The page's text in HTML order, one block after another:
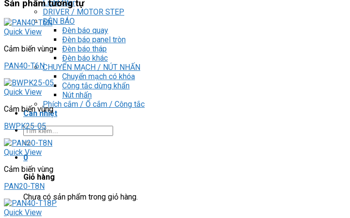
Light Star
DRIVER / MOTOR STEP
ĐÈN BÁO
Đèn báo quay
Đèn báo panel tròn
Đèn báo tháp
Đèn báo khác
CHUYỂN MẠCH / NÚT NHẤN
Chuyển mạch có khóa
Công tắc dừng khẩn
Nút nhấn
Phích cắm / Ổ cắm / Công tắc
Can nhiệt
Tìm
kiếm:
0
Giỏ hàng
Chưa có sản phẩm trong giỏ hàng.
Sản phẩm tương tự
Quick View
Cảm biến vùng
PAN40-T6N
Quick View
Cảm biến vùng
BWPK25-05
Quick View
Cảm biến vùng
PAN20-T8N
Quick View